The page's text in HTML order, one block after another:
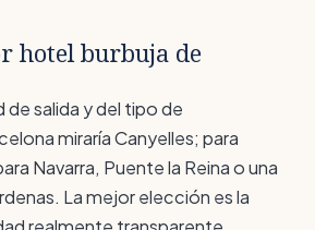
hotel burbuja de
de salida y del tipo de
miraría Canyelles; para
Navarra, Puente la Reina o una
La mejor elección es la